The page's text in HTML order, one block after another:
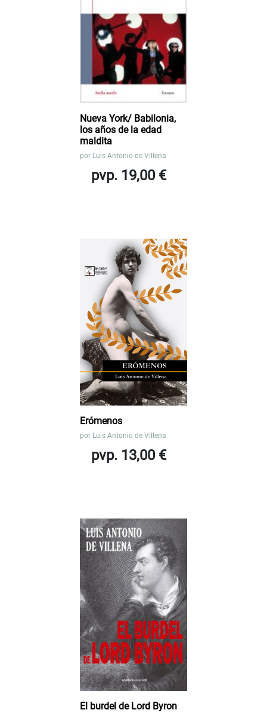
Nueva York/ Babilonia,
los años de la edad
maldita
por Luis Antonio de Villena
pvp. 19,00 €
Erómenos
por Luis Antonio de Villena
pvp. 13,00 €
El burdel de Lord Byron